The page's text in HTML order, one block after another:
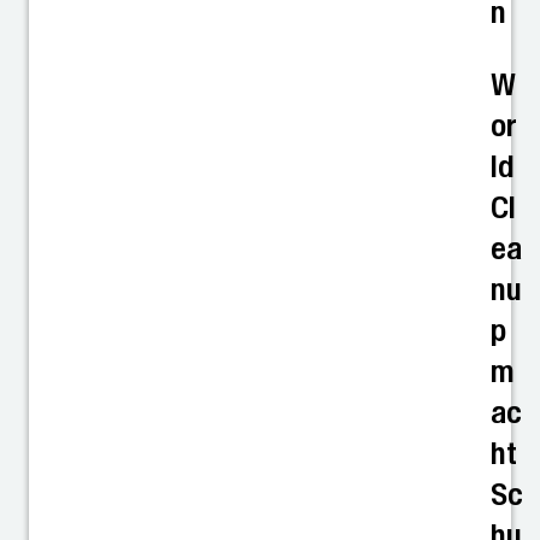
n
W
or
ld
Cl
ea
nu
p
m
ac
ht
Sc